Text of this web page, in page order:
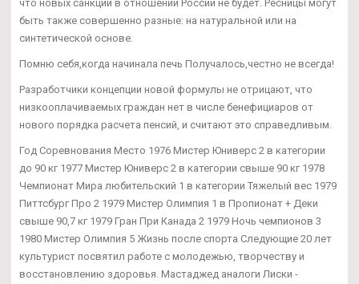
что новых санкций в отношении России не будет. Ресницы могут
быть также совершенно разные: на натуральной или на
синтетической основе.
Помню себя,когда начинала печь Получалось,честно не всегда!
Разработчики концепции новой формулы не отрицают, что
низкооплачиваемых граждан нет в числе бенефициаров от
нового порядка расчета пенсий, и считают это справедливым.
Год Соревнования Место 1976 Мистер Юниверс 2 в категории
до 90 кг 1977 Мистер Юниверс 2 в категории свыше 90 кг 1978
Чемпионат Мира любительский 1 в категории Тяжелый вес 1979
Питтсбург Про 2 1979 Мистер Олимпия 1 в Пропионат + Деки
свыше 90,7 кг 1979 Гран При Канада 2 1979 Ночь чемпионов 3
1980 Мистер Олимпия 5 Жизнь после спорта Следующие 20 лет
культурист посвятил работе с молодежью, творчеству и
восстановлению здоровья. Мастаджед аналоги Лиски -